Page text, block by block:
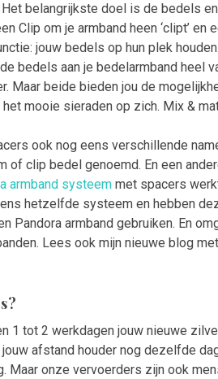
belangrijkste doel is de bedels
Clip om je armband heen ‘clipt’ en
jouw bedels op hun plek
bedels aan je bedelarmband heel
Maar beide bieden jou de
mooie sieraden op zich. Mix &
ook nog eens verschillende
clip bedel genoemd. En een
armband systeem met spacers
hetzelfde systeem en hebben
Pandora armband gebruiken. En
Lees ook mijn nieuwe blog
1 tot 2 werkdagen jouw nieuwe
afstand houder nog dezelfde
Maar onze vervoerders zijn ook